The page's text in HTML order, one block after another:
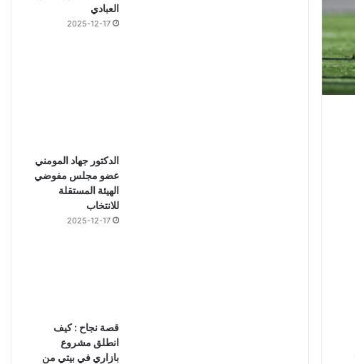
العبادي
2025-12-17
الدكتور جهاد المومني
عضو مجلس مفوضي
الهيئة المستقلة
للانتخاب
2025-12-17
قصة نجاح : كيف
انطلق مشروع
بازاري في بيتي من